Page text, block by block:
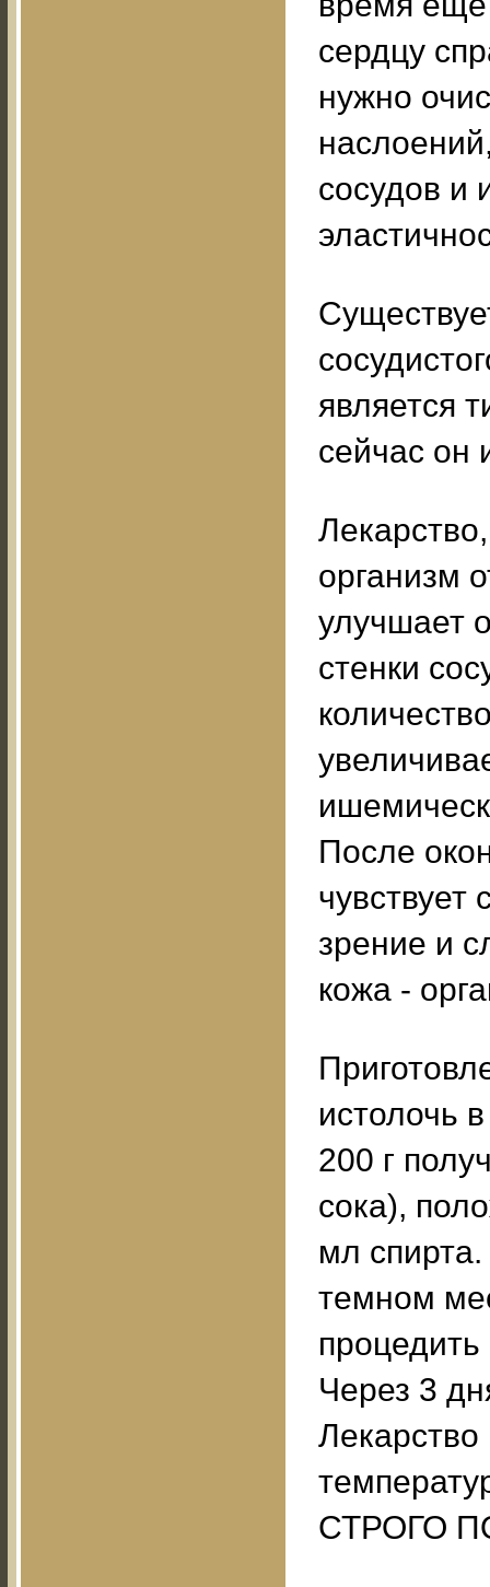
сердцу
нужно
сосудов и
является
сейчас он
организм
улучшает
стенки
После
зрение и
кожа -
истолочь
200 г
сока),
мл
темном
процедить
Через 3
СТРОГО